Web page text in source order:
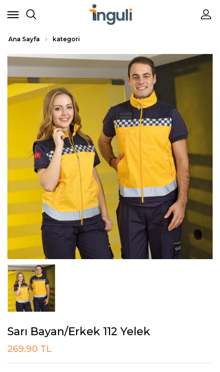
Ana Sayfa kategori
Sarı Bayan/Erkek 112 Yelek
269.90 TL